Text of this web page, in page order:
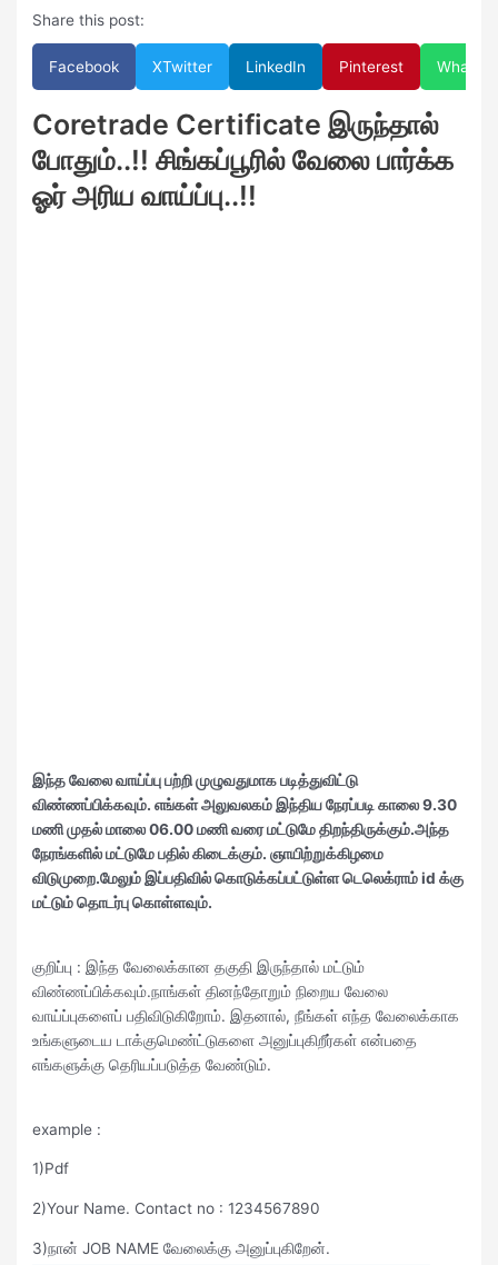
Share this post:
Facebook XTwitter LinkedIn Pinterest
Coretrade Certificate இருந்தால்
போதும்..!! சிங்கப்பூரில் வேலை பார்க்க
ஓர் அரிய வாய்ப்பு..!!
இந்த வேலை வாய்ப்பு பற்றி முழுவதுமாக படித்துவிட்டு
விண்ணப்பிக்கவும். எங்கள்அலுவலகம் இந்திய நேரப்படி காலை 9.30
மணி முதல் மாலை 06.00 மணி வரை மட்டுமே திறந்திருக்கும்.அந்த
நேரங்களில் மட்டுமே பதில் கிடைக்கும். ஞாயிற்றுக்கிழமை
விடுமுறை.மேலும் இப்பதிவில் கொடுக்கப்பட்டுள்ள டெலெக்ராம் id க்கு
மட்டும் தொடர்பு கொள்ளவும்.
குறிப்பு : இந்த வேலைக்கான தகுதி இருந்தால் மட்டும்
விண்ணப்பிக்கவும்.நாங்கள் தினந்தோறும் நிறைய வேலை
வாய்ப்புகளைப் பதிவிடுகிறோம். இதனால், நீங்கள் எந்த வேலைக்காக
உங்களுடைய டாக்குமெண்ட்டுகளை அனுப்புகிறீர்கள் என்பதை
எங்களுக்கு தெரியப்படுத்த வேண்டும்.
example :
1)Pdf
2)Your Name. Contact no : 1234567890
3)நான் JOB NAME வேலைக்கு அனுப்புகிறேன்.